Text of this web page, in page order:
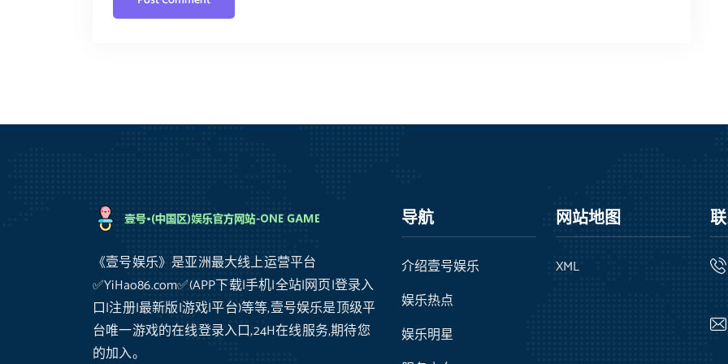
《壹号娱乐》是亚洲最大线上运营平台
✅YiHao86.com✅(APP下载|手机|全站|网页|登录入
口|注册|最新版|游戏|平台)等等,壹号娱乐是顶级平
台唯一游戏的在线登录入口,24H在线服务,期待您
的加入。
导航
介绍壹号娱乐
娱乐热点
娱乐明星
网站地图
XML